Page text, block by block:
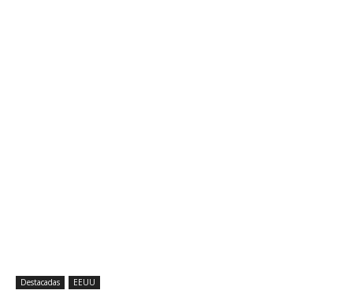
Destacadas EEUU